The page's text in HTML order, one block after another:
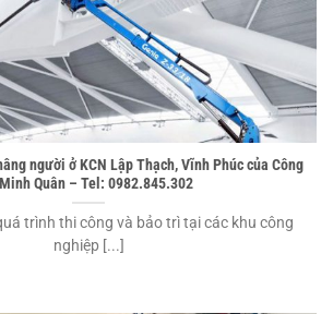
người ở KCN Lập Thạch, Vĩnh Phúc của Công
Quân – Tel: 0982.845.302
trình thi công và bảo trì tại các khu công
nghiệp [...]